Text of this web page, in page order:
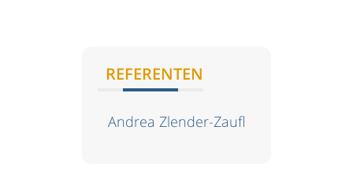
REFERENTEN
Andrea Zlender-Zaufl